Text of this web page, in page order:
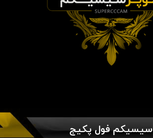
سیسیکم فول پکیج